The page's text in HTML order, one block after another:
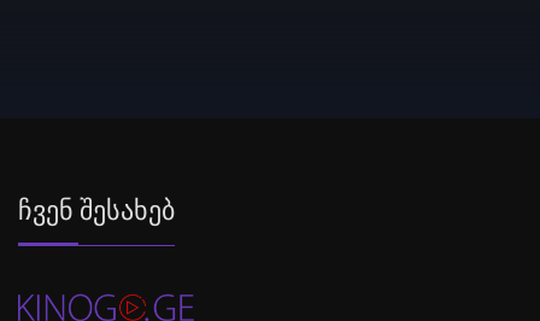
Ჩვენ Შესახებ